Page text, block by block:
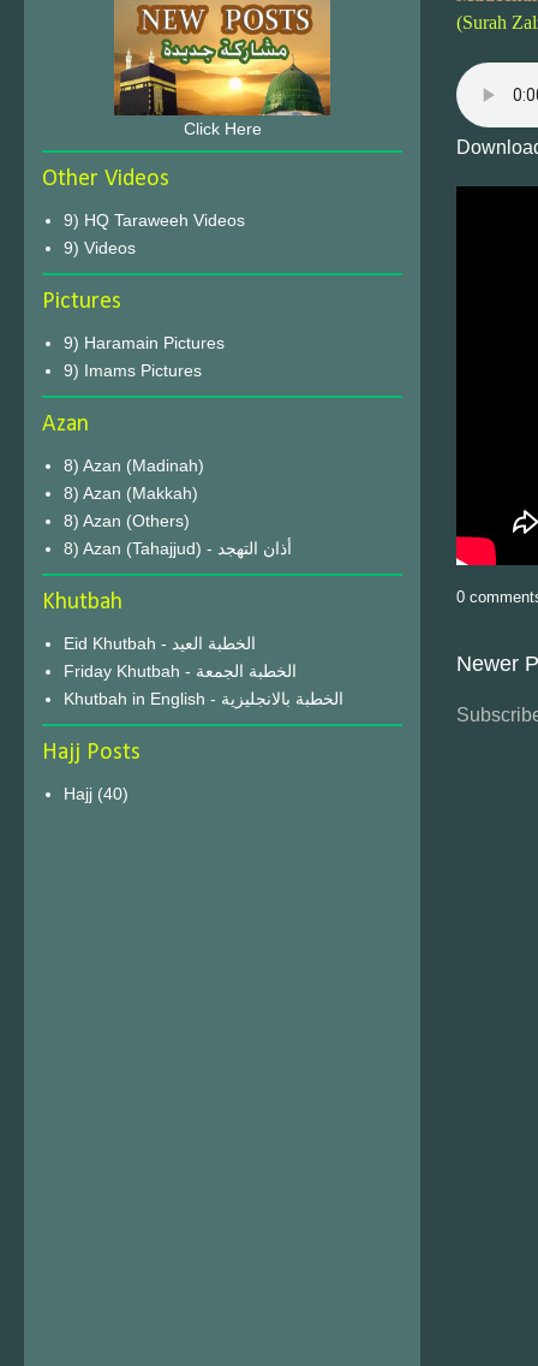
(Surah
0
Newer
Click Here
Other Videos
9) HQ Taraweeh Videos
9) Videos
Pictures
9) Haramain Pictures
9) Imams Pictures
Azan
8) Azan (Madinah)
8) Azan (Makkah)
8) Azan (Others)
8) Azan (Tahajjud) - أذان التهجد
Khutbah
Eid Khutbah - الخطبة العيد
Friday Khutbah - الخطبة الجمعة
Khutbah in English - الخطبة بالانجليزية
Hajj Posts
Hajj (40)